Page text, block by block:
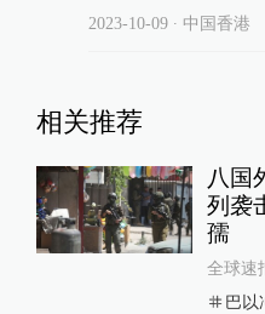
2023-10-09∙ 中国香港
相关推荐
八国
列袭
孺
全球速
巴以